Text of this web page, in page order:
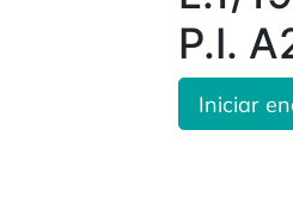
P.I.
Iniciar